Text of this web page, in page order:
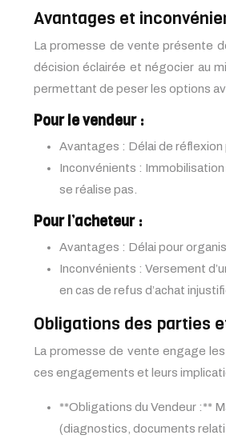
Avantages et
La promesse de vente présente
décision éclairée et négocier au
permettant de peser les options
Pour le vendeur :
Avantages : Délai de réflexion
Inconvénients : Immobilisation
se réalise pas.
Pour l’acheteur :
Avantages : Délai pour
Inconvénients : Versement
en cas de refus d’achat
Obligations des parties
La promesse de vente engage
ces engagements et leurs
**Obligations du Vendeur :**
(diagnostics, documents